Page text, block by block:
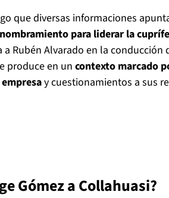
que diversas informaciones
para liderar la
a Rubén Alvarado en la conducción
produce en un contexto marcado
y cuestionamientos a sus
Gómez a Collahuasi?